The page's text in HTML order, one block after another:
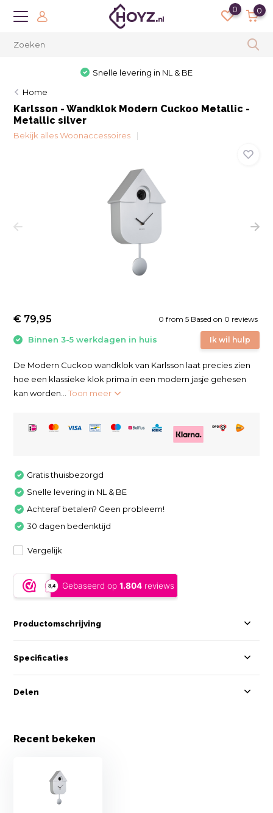
0 0
Snelle levering in NL & BE
Home
Karlsson - Wandklok Modern Cuckoo Metallic -
Metallic silver
Bekijk alles Woonaccessoires
0 from 5 Based on 0 reviews
Ik wil hulp
€ 79,95
Binnen 3-5 werkdagen in huis
De Modern Cuckoo wandklok van Karlsson laat precies zien
hoe een klassieke klok prima in een modern jasje gehesen
kan worden...Toon meer
Gratis thuisbezorgd
Snelle levering in NL & BE
Achteraf betalen? Geen probleem!
30 dagen bedenktijd
Vergelijk
Productomschrijving
Specificaties
Delen
Recent bekeken